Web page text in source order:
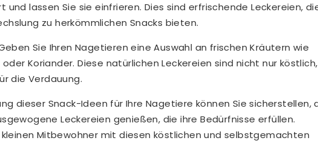
und lassen Sie sie einfrieren. Dies sind erfrischende Leckereien,
zu herkömmlichen Snacks bieten.
Sie Ihren Nagetieren eine Auswahl an frischen Kräutern wie
oder Koriander. Diese natürlichen Leckereien sind nicht nur köstlich,
die Verdauung.
dieser Snack-Ideen für Ihre Nagetiere können Sie sicherstellen,
Leckereien genießen, die ihre Bedürfnisse erfüllen.
kleinen Mitbewohner mit diesen köstlichen und selbstgemachten